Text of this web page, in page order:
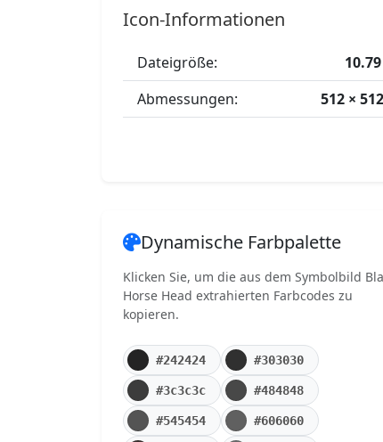
Icon-Informationen
Dateigröße:
Abmessungen:
512 ×
Dynamische Farbpalette
Klicken Sie, um die aus dem Symbolbild
Horse Head extrahierten Farbcodes zu
kopieren.
#242424 #303030
#3c3c3c #484848
#545454 #606060